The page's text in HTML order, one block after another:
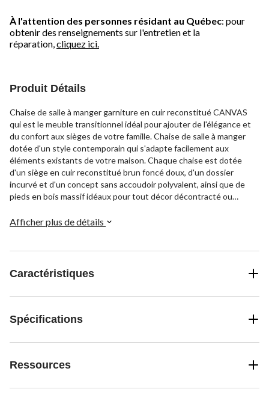
À l'attention des personnes résidant au Québec: pour
obtenir des renseignements sur l'entretien et la
réparation, cliquez ici.
Produit Détails
Chaise de salle à manger garniture en cuir reconstitué CANVAS
qui est le meuble transitionnel idéal pour ajouter de l'élégance et
du confort aux sièges de votre famille. Chaise de salle à manger
dotée d'un style contemporain qui s'adapte facilement aux
éléments existants de votre maison. Chaque chaise est dotée
d'un siège en cuir reconstitué brun foncé doux, d'un dossier
incurvé et d'un concept sans accoudoir polyvalent, ainsi que de
pieds en bois massif idéaux pour tout décor décontracté ou
Afficher plus de détails
Caractéristiques
Spécifications
Ressources